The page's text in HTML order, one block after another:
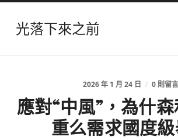
光落下來之前
2026 年 1 月 24 日 / 0 則留言
應對“中風”，為什
重么需求國度